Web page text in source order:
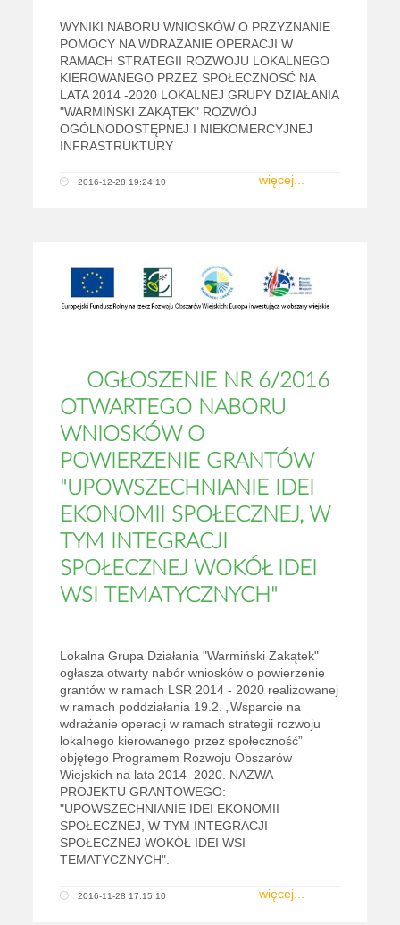
WYNIKI NABORU WNIOSKÓW O PRZYZNANIE
POMOCY NA WDRAŻANIE OPERACJI W
RAMACH STRATEGII ROZWOJU LOKALNEGO
KIEROWANEGO PRZEZ SPOŁECZNOSĆ NA
LATA 2014 -2020 LOKALNEJ GRUPY DZIAŁANIA
"WARMIŃSKI ZAKĄTEK" ROZWÓJ
OGÓLNODOSTĘPNEJ I NIEKOMERCYJNEJ
INFRASTRUKTURY
więcej...
2016-12-28 19:24:10
OGŁOSZENIE NR 6/2016
OTWARTEGO NABORU
WNIOSKÓW O
POWIERZENIE GRANTÓW
"UPOWSZECHNIANIE IDEI
EKONOMII SPOŁECZNEJ, W
TYM INTEGRACJI
SPOŁECZNEJ WOKÓŁ IDEI
WSI TEMATYCZNYCH"
Lokalna Grupa Działania "Warmiński Zakątek"
ogłasza otwarty nabór wniosków o powierzenie
grantów w ramach LSR 2014 - 2020 realizowanej
w ramach poddziałania 19.2. „Wsparcie na
wdrażanie operacji w ramach strategii rozwoju
lokalnego kierowanego przez społeczność”
objętego Programem Rozwoju Obszarów
Wiejskich na lata 2014–2020. NAZWA
PROJEKTU GRANTOWEGO:
"UPOWSZECHNIANIE IDEI EKONOMII
SPOŁECZNEJ, W TYM INTEGRACJI
SPOŁECZNEJ WOKÓŁ IDEI WSI
TEMATYCZNYCH".
więcej...
2016-11-28 17:15:10